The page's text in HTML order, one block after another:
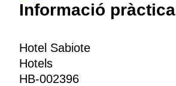
Informació pràctica
Hotel Sabiote
Hotels
HB-002396